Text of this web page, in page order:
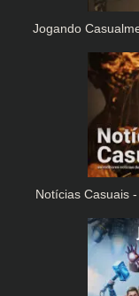
Jogando
Notícias Casuais